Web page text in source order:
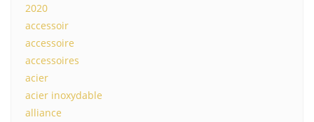
2020
accessoir
accessoire
accessoires
acier
acier inoxydable
alliance